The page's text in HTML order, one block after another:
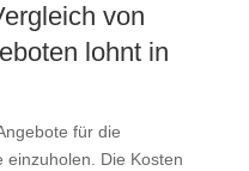
von
lohnt in
für die
einzuholen. Die Kosten